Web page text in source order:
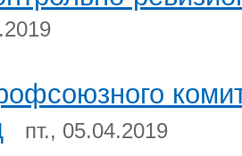
пт., 05.04.2019